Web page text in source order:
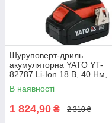
Шуруповерт-дриль
акумуляторна YATO YT-
82787 Li-Ion 18 В, 40 Нм,
he13 мм без акумулятора
В наявності
1 824,90 ₴ 2 310 ₴